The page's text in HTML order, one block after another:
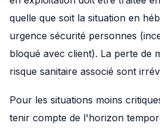
quelle que soit la situation en
urgence sécurité personnes
bloqué avec client). La perte de
risque sanitaire associé sont
Pour les situations moins
tenir compte de l'horizon